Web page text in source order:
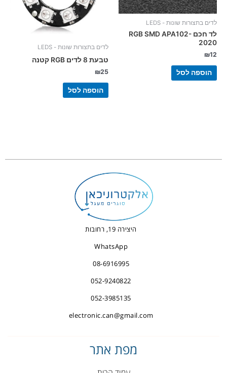
לדים בתצורות שונות - LEDS
לד חכם RGB SMD APA102-
2020
₪12
הוספה לסל
לדים בתצורות שונות - LEDS
טבעת 8 לדים RGB קטנה
₪25
הוספה לסל
היצירה 19, רחובות
WhatsApp
08-6916995
052-9240822
052-3985135
electronic.can@gmail.com
מפת אתר